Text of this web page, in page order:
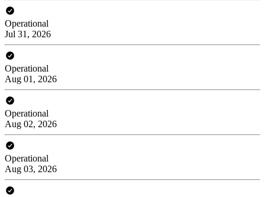
Operational
Jul 31, 2026
Operational
Aug 01, 2026
Operational
Aug 02, 2026
Operational
Aug 03, 2026